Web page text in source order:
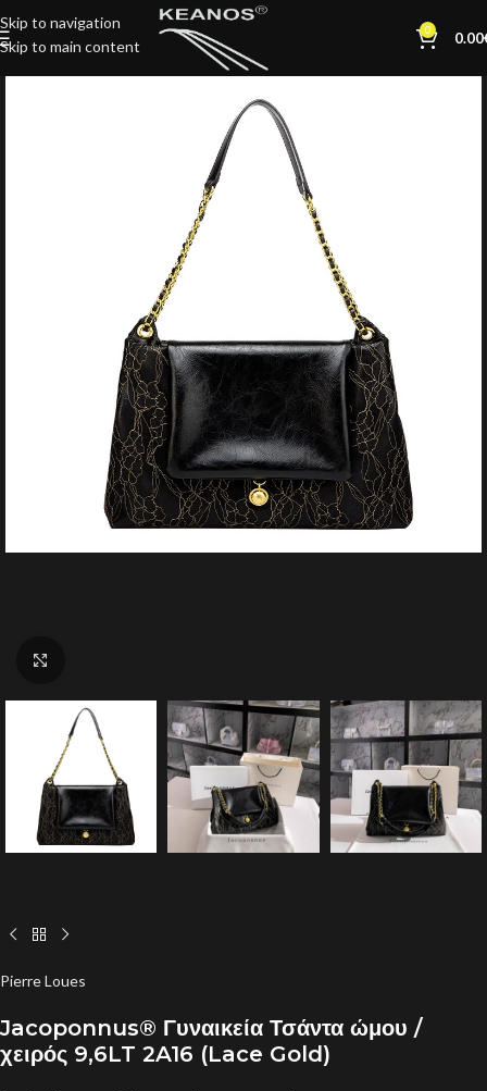
Skip to navigation
Skip to main content
0 0.00
Pierre Loues
Jacoponnus® Γυναικεία Τσάντα ώμου /
χειρός 9,6LT 2A16 (Lace Gold)